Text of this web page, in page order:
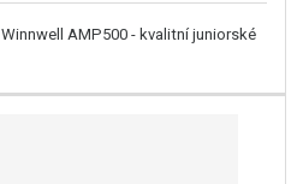
AMP500 - kvalitní juniorské